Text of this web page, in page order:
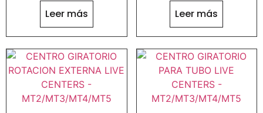
Leer más Leer más